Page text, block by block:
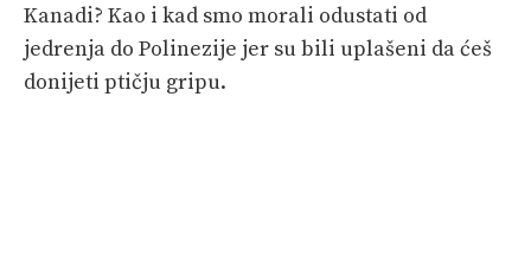
Kanadi? Kao i kad smo morali odustati od
jedrenja do Polinezije jer su bili uplašeni da ćeš
donijeti ptičju gripu.